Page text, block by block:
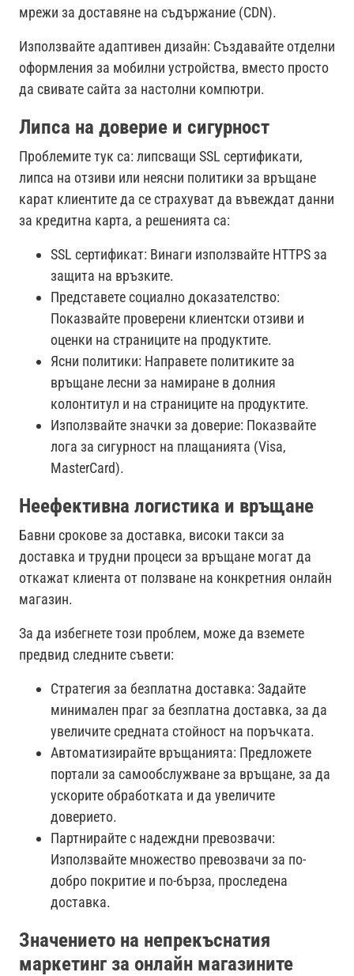
мрежи за доставяне на съдържание (CDN).
Използвайте адаптивен дизайн: Създавайте отделни
оформления за мобилни устройства, вместо просто
да свивате сайта за настолни компютри.
Липса на доверие и сигурност
Проблемите тук са: липсващи SSL сертификати,
липса на отзиви или неясни политики за връщане
карат клиентите да се страхуват да въвеждат данни
за кредитна карта, а решенията са:
SSL сертификат: Винаги използвайте HTTPS за
защита на връзките.
Представете социално доказателство:
Показвайте проверени клиентски отзиви и
оценки на страниците на продуктите.
Ясни политики: Направете политиките за
връщане лесни за намиране в долния
колонтитул и на страниците на продуктите.
Използвайте значки за доверие: Показвайте
лога за сигурност на плащанията (Visa,
MasterCard).
Неефективна логистика и връщане
Бавни срокове за доставка, високи такси за
доставка и трудни процеси за връщане могат да
откажат клиента от ползване на конкретния онлайн
магазин.
За да избегнете този проблем, може да вземете
предвид следните съвети:
Стратегия за безплатна доставка: Задайте
минимален праг за безплатна доставка, за да
увеличите средната стойност на поръчката.
Автоматизирайте връщанията: Предложете
портали за самообслужване за връщане, за да
ускорите обработката и да увеличите
доверието.
Партнирайте с надеждни превозвачи:
Използвайте множество превозвачи за по-
добро покритие и по-бърза, проследена
доставка.
Значението на непрекъснатия
маркетинг за онлайн магазините